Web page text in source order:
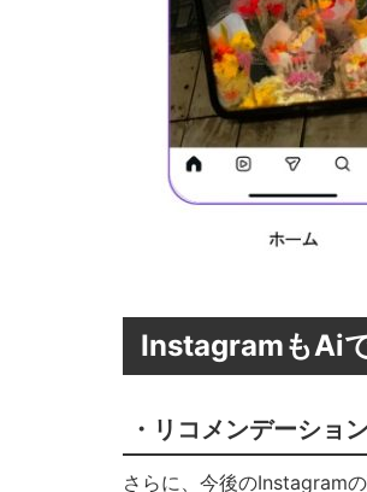
InstagramもAi
・リコメンデーショ
さらに、今後のInstagram